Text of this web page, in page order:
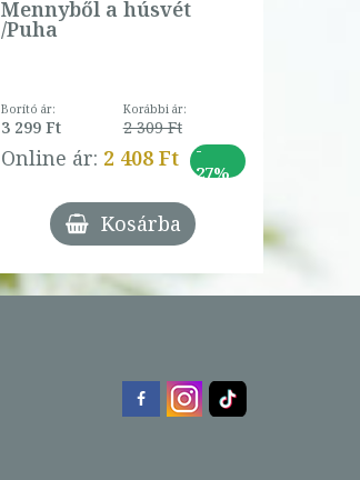
Mennyből a húsvét
/Puha
Borító ár:
3 299 Ft
Korábbi ár:
2 309 Ft
Online ár: 2 408 Ft
-
27%
Kosárba